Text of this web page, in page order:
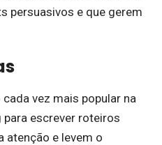
persuasivos e que gerem
vez mais popular na
escrever roteiros
atenção e levem o